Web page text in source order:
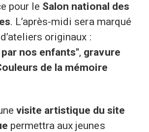
pour le Salon national des
. L’après-midi sera marqué
originaux :
nos enfants", gravure
de la mémoire
visite artistique du site
permettra aux jeunes